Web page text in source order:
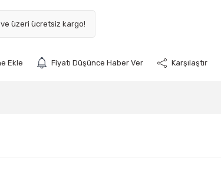
üzeri ücretsiz kargo!
Fiyatı Düşünce Haber Ver Karşılaştır